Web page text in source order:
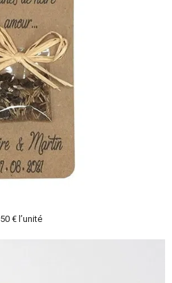
€ l’unité